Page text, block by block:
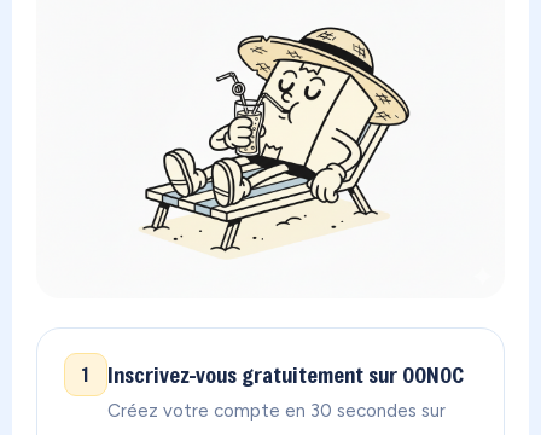
1 Inscrivez-vous gratuitement sur OONOC
Créez votre compte en 30 secondes sur